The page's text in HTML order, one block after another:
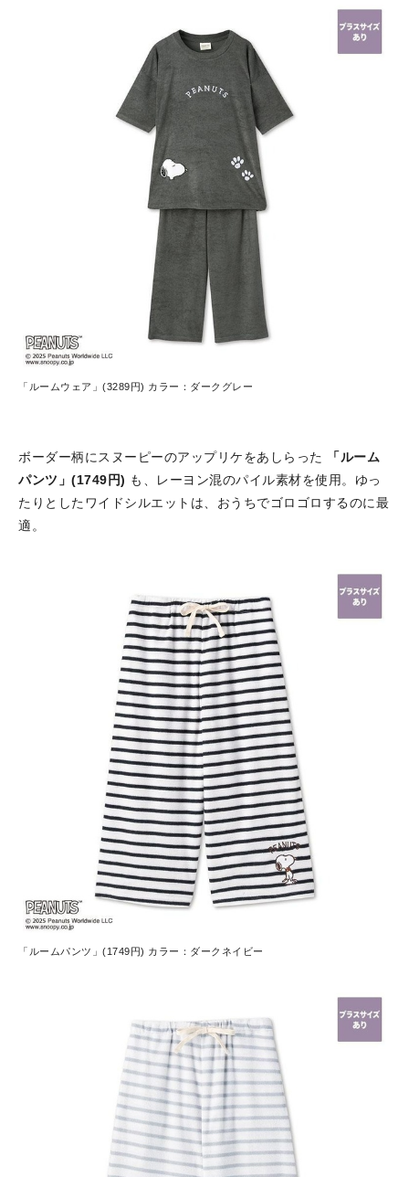
「ルームウェア」(3289円) カラー：ダークグレー
ボーダー柄にスヌーピーのアップリケをあしらった
「ルーム
パンツ」(1749円) も、レーヨン混のパイル素材を使用。ゆっ
たりとしたワイドシルエットは、おうちでゴロゴロするのに最
適。
「ルームパンツ」(1749円) カラー：ダークネイビー